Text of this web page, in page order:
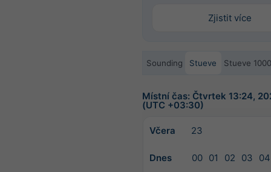
Zjistit více
Sounding Stueve Stueve
Místní čas: Čtvrtek 13:24,
(UTC +03:30)
Včera 23
Dnes 00 01 02 03 04